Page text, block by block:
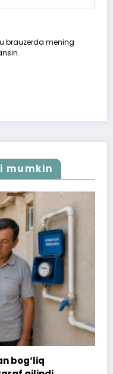
brauzerda mening
mumkin
ammo uy